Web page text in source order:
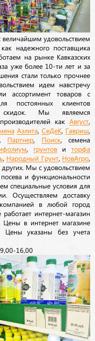
величайшим удовольствием
надежного поставщика
на рынке Кавказских
уже более 10-ти лет и за
стали только прочнее
идем навстречу
ассортимент товаров с
постоянных клиентов
скидок. Мы являемся
как Август
Аэлита, СеДеК Гавриш
Партнер Поиск, семена
грунтовиторфа
Народный Грунт, НовАгро
Мы с удовольствием
и функциональности
специальные условия для
Осуществляем доставку
в любой город
интернет-магазин
Цены в интернет магазине
указаны без учета
16,00